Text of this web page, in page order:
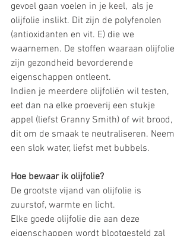
gevoel gaan voelen in je keel,  als je
olijfolie inslikt. Dit zijn de polyfenolen
(antioxidanten en vit. E) die we
waarnemen. De stoffen waaraan olijfolie
zijn gezondheid bevorderende
eigenschappen ontleent.
Indien je meerdere olijfoliën wil testen,
eet dan na elke proeverij een stukje
appel (liefst Granny Smith) of wit brood,
dit om de smaak te neutraliseren. Neem
een slok water, liefst met bubbels.
Hoe bewaar ik olijfolie?
De grootste vijand van olijfolie is
zuurstof, warmte en licht.
Elke goede olijfolie die aan deze
eigenschappen wordt blootgesteld zal